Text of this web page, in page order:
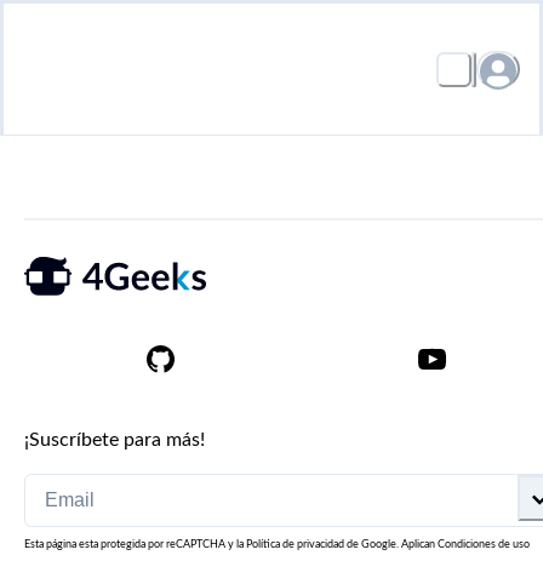
¡Suscríbete para más!
Esta página esta protegida por reCAPTCHA y la Política de privacidad de Google. Aplican Condiciones de uso